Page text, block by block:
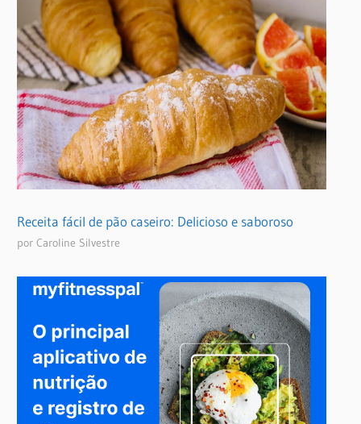
Receita fácil de pão caseiro: Delicioso e saboroso
por Caroline Silvestre